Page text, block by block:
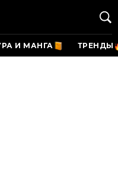
И МАНГА ТРЕНДЫ